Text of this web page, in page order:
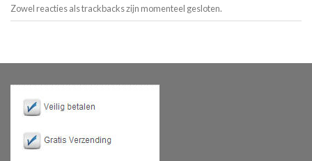
Zowel reacties als trackbacks zijn momenteel gesloten.